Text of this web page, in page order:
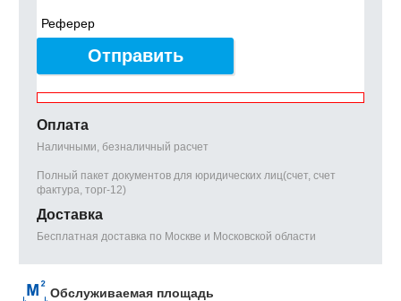
Реферер
Отправить
Оплата
Наличными, безналичный расчет
Полный пакет документов для юридических лиц(счет, счет
фактура, торг-12)
Доставка
Бесплатная доставка по Москве и Московской области
Обслуживаемая площадь